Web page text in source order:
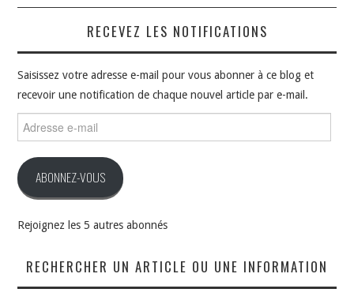
RECEVEZ LES NOTIFICATIONS
Saisissez votre adresse e-mail pour vous abonner à ce blog et
recevoir une notification de chaque nouvel article par e-mail.
e-
ABONNEZ-VOUS
Rejoignez les 5 autres abonnés
RECHERCHER UN ARTICLE OU UNE INFORMATION